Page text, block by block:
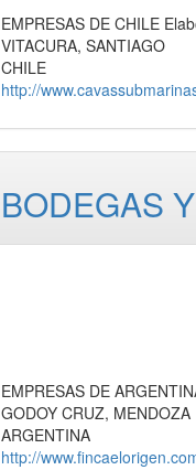
EMPRESAS DE CHILE
VITACURA, SANTIAGO
CHILE
http://
BODEGAS
EMPRESAS DE
GODOY CRUZ, MENDOZA
ARGENTINA
http://